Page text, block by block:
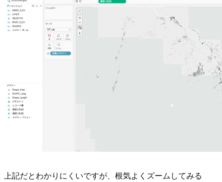
上記だとわかりにくいですが、根気よくズームしてみる